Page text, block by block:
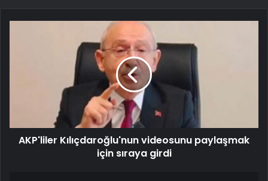
AKP'liler Kılıçdaroğlu'nun videosunu paylaşmak
için sıraya girdi